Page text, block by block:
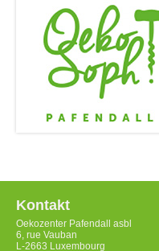
Kontakt
Oekozenter Pafendall asbl
6, rue Vauban
L-2663 Luxembourg